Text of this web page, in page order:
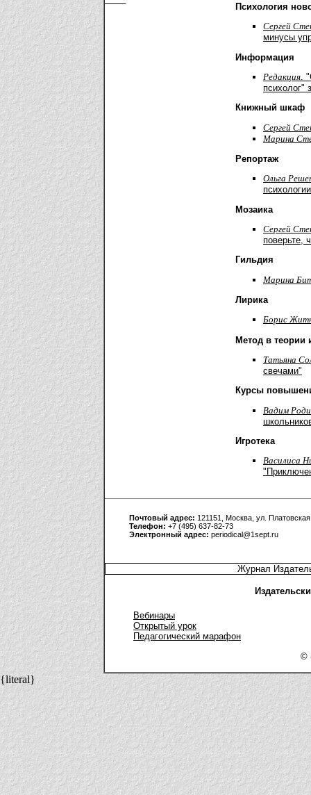
Психология
Cергей
минусы
Информация
Редакция .
психолог"
Книжный шкаф
Cергей
Марина
Репортаж
Ольга
Мозаика
Cергей
поверьте,
Гильдия
Марина
Лирика
Борис
Метод в теории
Татьяна
свечами"
Курсы
Вадим
Игротека
Василиса
Почтовый адрес: 121151, Москва, ул.
Телефон: +7 (495) 637-82-73
Электронный адрес: periodical@1sept.ru
Журнал
Вебинары
Открытый урок
Педагогический марафон
©
{literal}